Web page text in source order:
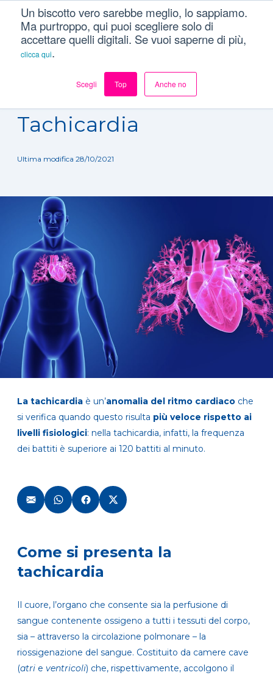
Un biscotto vero sarebbe meglio, lo sappiamo.
Ma purtroppo, qui puoi scegliere solo di
accettare quelli digitali. Se vuoi saperne di più,
clicca qui.
Scegli Top Anche no
Patologie/ Tachicardia
Tachicardia
Ultima modifica 28/10/2021
La tachicardia è un’anomalia del ritmo cardiaco che
si verifica quando questo risulta più veloce rispetto ai
livelli fisiologici: nella tachicardia, infatti, la frequenza
dei battiti è superiore ai 120 battiti al minuto.
Come si presenta la
tachicardia
Il cuore, l’organo che consente sia la perfusione di
sangue contenente ossigeno a tutti i tessuti del corpo,
sia – attraverso la circolazione polmonare – la
riossigenazione del sangue. Costituito da camere cave
(atri e ventricoli) che, rispettivamente, accolgono il